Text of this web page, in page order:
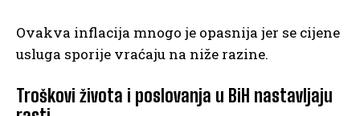
Ovakva inflacija mnogo je opasnija jer se cijene
usluga sporije vraćaju na niže razine.
Troškovi života i poslovanja u BiH nastavljaju